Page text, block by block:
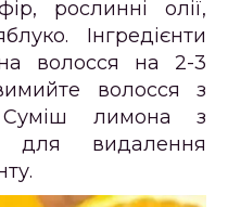
рослинні олії,
Інгредієнти
волосся на 2-3
волосся з
лимона з
для видалення